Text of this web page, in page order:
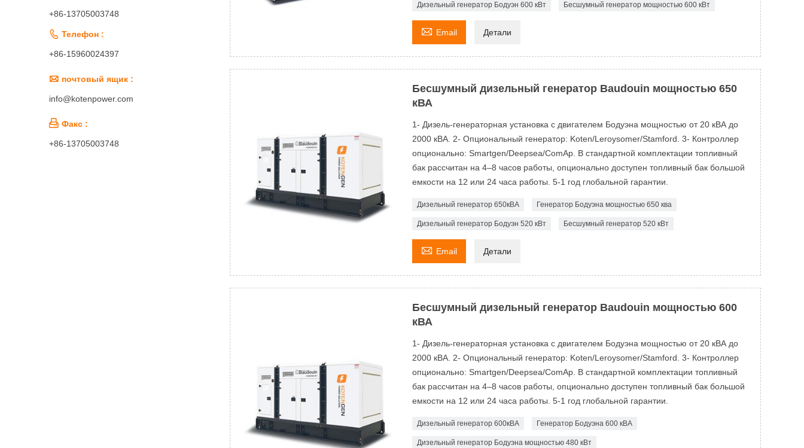
Дизельный генератор Бодуэн 600 кВт Бесшумный генератор мощностью 600 кВт
 Email Детали
Бесшумный дизельный генератор Baudouin мощностью 650
кВА
1- Дизель-генераторная установка с двигателем Бодуэна мощностью от 20 кВА до
2000 кВА. 2- Опциональный генератор: Koten/Leroysomer/Stamford. 3- Контроллер
опционально: Smartgen/Deepsea/ComAp. В стандартной комплектации топливный
бак рассчитан на 4–8 часов работы, опционально доступен топливный бак большой
емкости на 12 или 24 часа работы. 5-1 год глобальной гарантии.
Дизельный генератор 650кВА Генератор Бодуэна мощностью 650 ква
Дизельный генератор Бодуэн 520 кВт Бесшумный генератор 520 кВт
 Email Детали
Бесшумный дизельный генератор Baudouin мощностью 600
кВА
1- Дизель-генераторная установка с двигателем Бодуэна мощностью от 20 кВА до
2000 кВА. 2- Опциональный генератор: Koten/Leroysomer/Stamford. 3- Контроллер
опционально: Smartgen/Deepsea/ComAp. В стандартной комплектации топливный
бак рассчитан на 4–8 часов работы, опционально доступен топливный бак большой
емкости на 12 или 24 часа работы. 5-1 год глобальной гарантии.
Дизельный генератор 600кВА Генератор Бодуэна 600 кВА
Дизельный генератор Бодуэна мощностью 480 кВт
+86-13705003748
 Телефон :
+86-15960024397
 почтовый ящик :
info@kotenpower.com
 Факс :
+86-13705003748